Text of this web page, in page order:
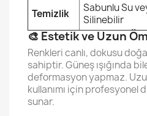
Temizlik
Sabunlu Su
Silinebilir
🎨 Estetik ve Uzun
Renkleri canlı, dokusu
sahiptir. Güneş ışığında
deformasyon yapmaz.
kullanımı için profesyonel
sunar.